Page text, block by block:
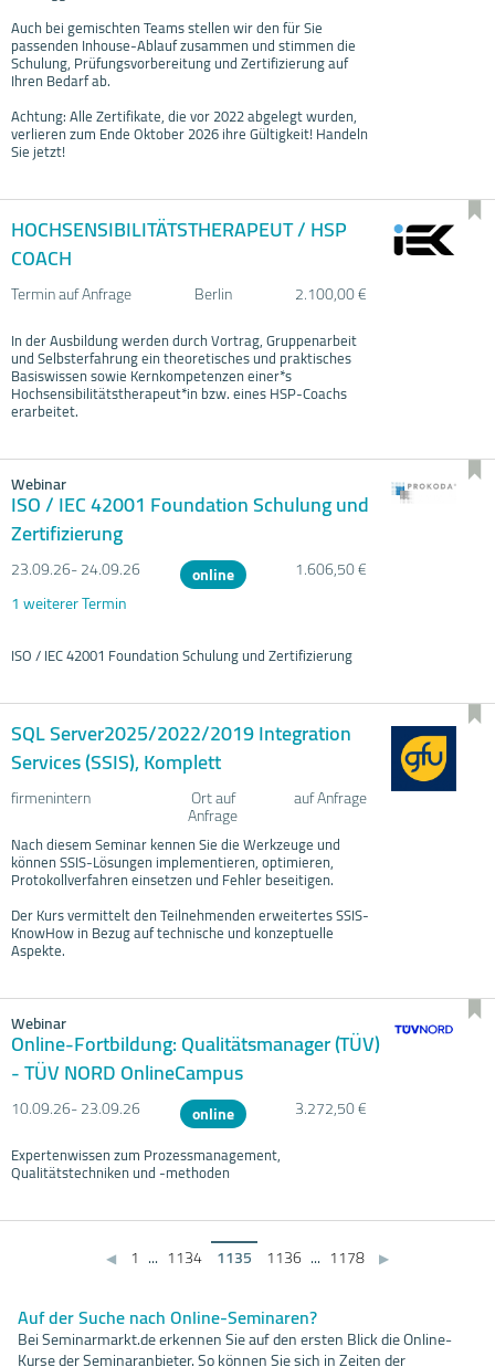
Auch bei gemischten Teams stellen wir den für Sie
passenden Inhouse-Ablauf zusammen und stimmen die
Schulung, Prüfungsvorbereitung und Zertifizierung auf
Ihren Bedarf ab.
Achtung: Alle Zertifikate, die vor 2022 abgelegt wurden,
verlieren zum Ende Oktober 2026 ihre Gültigkeit! Handeln
Sie jetzt!
HOCHSENSIBILITÄTSTHERAPEUT / HSP
COACH
Termin auf Anfrage Berlin 2.100,00 €
In der Ausbildung werden durch Vortrag, Gruppenarbeit
und Selbsterfahrung ein theoretisches und praktisches
Basiswissen sowie Kernkompetenzen einer*s
Hochsensibilitätstherapeut*in bzw. eines HSP-Coachs
erarbeitet.
Webinar
ISO / IEC 42001 Foundation Schulung und
Zertifizierung
23.09.26- 24.09.26 online
1.606,50 €
1 weiterer Termin
ISO / IEC 42001 Foundation Schulung und Zertifizierung
SQL Server2025/2022/2019 Integration
Services (SSIS), Komplett
firmenintern Ort auf
Anfrage
auf Anfrage
Nach diesem Seminar kennen Sie die Werkzeuge und
können SSIS-Lösungen implementieren, optimieren,
Protokollverfahren einsetzen und Fehler beseitigen.
Der Kurs vermittelt den Teilnehmenden erweitertes SSIS-
KnowHow in Bezug auf technische und konzeptuelle
Aspekte.
Webinar
Online-Fortbildung: Qualitätsmanager (TÜV)
- TÜV NORD OnlineCampus
10.09.26- 23.09.26 online 3.272,50 €
Expertenwissen zum Prozessmanagement,
Qualitätstechniken und -methoden
◀ 1 ... 1134 1135 1136 ... 1178 ▶
Auf der Suche nach Online-Seminaren?
Bei Seminarmarkt.de erkennen Sie auf den ersten Blick die Online-
Kurse der Seminaranbieter. So können Sie sich in Zeiten der